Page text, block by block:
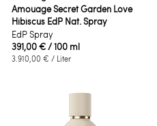
Amouage Secret Garden Love
Hibiscus EdP Nat. Spray
EdP Spray
391,00 €/ 100 ml
3.910,00 € / Liter